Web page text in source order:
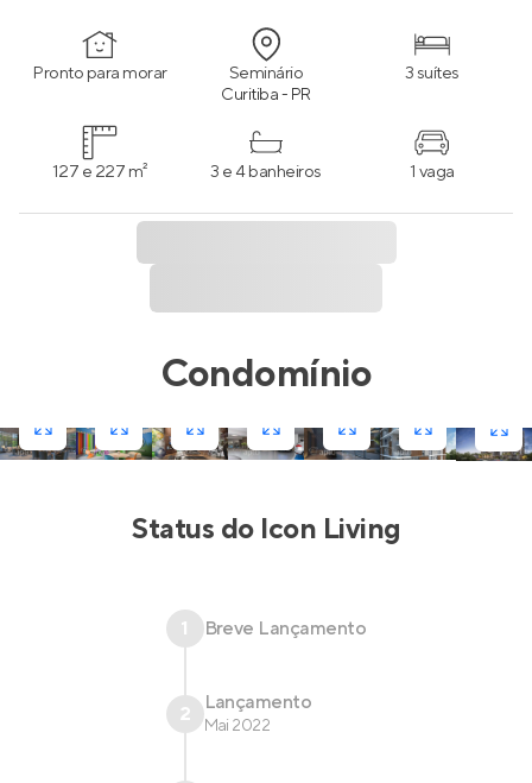
Pronto para morar Seminário
Curitiba - PR
3 suítes
127 e 227 m² 3 e 4 banheiros 1 vaga
Condomínio
Status do Icon Living
1 Breve Lançamento
2 Lançamento
Mai 2022